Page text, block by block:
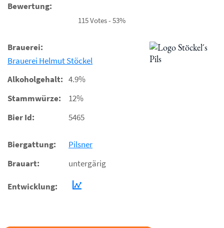
Bewertung:
115 Votes - 53%
Brauerei:
Brauerei Helmut Stöckel
Alkoholgehalt: 4.9%
Stammwürze:
12%
Bier Id:
5465
Biergattung:
Pilsner
Brauart:
untergärig
Entwicklung: